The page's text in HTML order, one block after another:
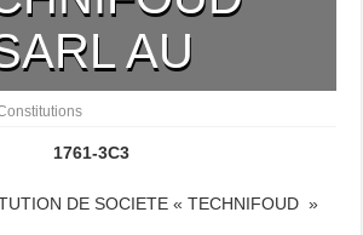
AU
1761-3C3
DE SOCIETE « TECHNIFOUD »